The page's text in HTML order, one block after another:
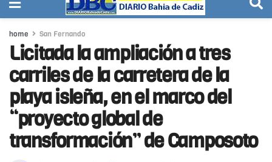
home San Fernando
Licitada la ampliación a tres
carriles de la carretera de la
playa isleña, en el marco del
“proyecto global de
transformación” de Camposoto